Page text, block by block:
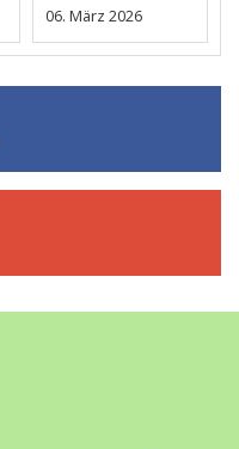
06. März 2026